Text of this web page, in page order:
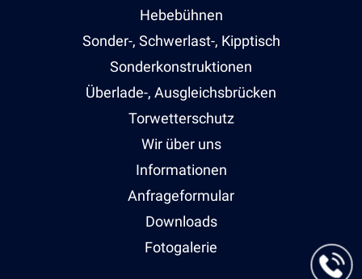
Hebebühnen
Sonder-, Schwerlast-, Kipptisch
Sonderkonstruktionen
Überlade-, Ausgleichsbrücken
Torwetterschutz
Wir über uns
Informationen
Anfrageformular
Downloads
Fotogalerie